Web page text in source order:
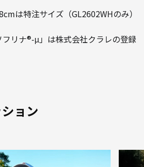
は特注サイズ（GL2602WHのみ）
リナ®-μ」は株式会社クラレの登録
ョン